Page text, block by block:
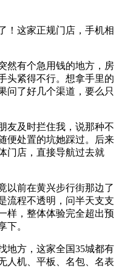
！这家正规门店，手机相
然有个急用钱的地方，房
头紧得不行。想拿手里的
问了好几个渠道，要么只
友及时拦住我，说那种不
便处置的坑她踩过。后来
门店，直接导航过去就
以前在黄兴步行街那边了
流程不透明，问半天支支
样，整体体验完全超出预
下。
地方，这家全国35城都有
人机、平板、名包、名表